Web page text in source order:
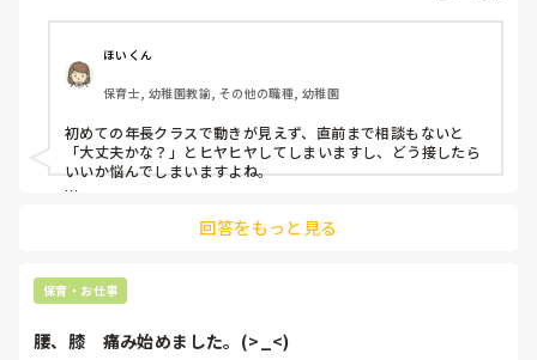
よほど自分に聞きづらいのか、聞く必要性さえ感じないの
か、もうよくわからないです。
対応にも悩みます。
ほいくん
保育士, 幼稚園教諭, その他の職種, 幼稚園
初めての年長クラスで動きが見えず、直前まで相談もないと
「大丈夫かな？」とヒヤヒヤしてしまいますし、どう接したら
いいか悩んでしまいますよね。
「こんなこと聞いたら迷惑かな」と抱え込んでいるケースがと
待つスタイルから一歩踏み出して、リーダー側から「〇〇の
件、どこまで進んだ？」「困ってることない？」と具体的に声
回答をもっと見る
保育・お仕事
腰、膝　痛み始めました。(>_<)